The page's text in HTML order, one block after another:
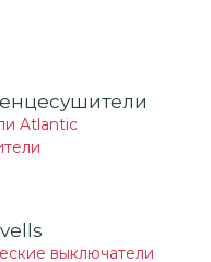
Atlantic
выключатели